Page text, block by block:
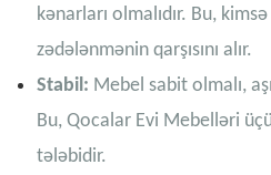
kənarları olmalıdır. Bu,
zədələnmənin qarşısını alır.
Stabil: Mebel sabit olmalı,
Bu, Qocalar Evi Mebelləri
tələbidir.